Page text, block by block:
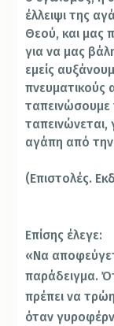
έλλειψι της
Θεού, και μας
για να μας
εμείς
πνευματικούς
ταπεινώσουμε
ταπεινώνεται,
αγάπη από
(Επιστολές.
Επίσης έλεγε:
«Να
παράδειγμα.
πρέπει να
όταν